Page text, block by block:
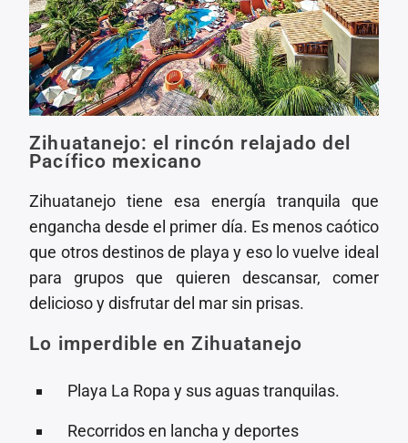
Zihuatanejo: el rincón relajado del
Pacífico mexicano
Zihuatanejo tiene esa energía tranquila que
engancha desde el primer día. Es menos caótico
que otros destinos de playa y eso lo vuelve ideal
para grupos que quieren descansar, comer
delicioso y disfrutar del mar sin prisas.
Lo imperdible en Zihuatanejo
Playa La Ropa y sus aguas tranquilas.
Recorridos en lancha y deportes